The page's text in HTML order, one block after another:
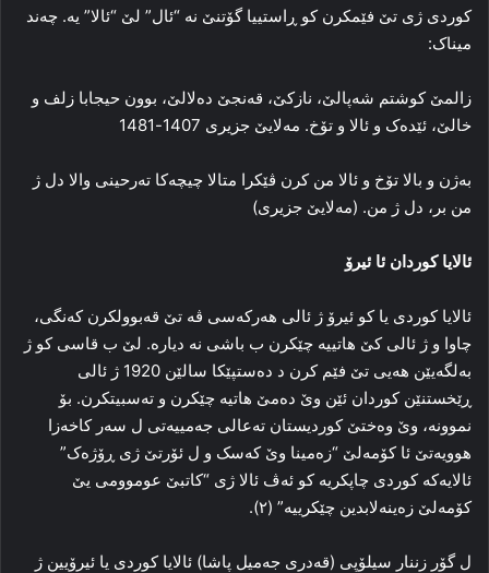
کوردی ژی تێ فێمکرن کو ڕاستییا گۆتنێ نه‌ “ئال” لێ “ئالا” یه‌. چه‌ند
میناک:
زالمێ کوشتم شه‌پالێ، نازکێ، قه‌نجێ ده‌لالێ، بوون حیجابا زلف و
خالێ، ئێده‌ک و ئالا و تۆخ. مەلایێ جزیری 1407-1481
به‌ژن و بالا تۆخ و ئالا من کرن ڤێکرا متالا چیچه‌کا ته‌رحینی والا دل ژ
من بر، دل ژ من. (مه‌لایێ جزیری)
ئالایا کوردان ئا ئیرۆ
ئالایا کوردی یا کو ئیرۆ ژ ئالی هه‌رکه‌سی ڤه‌ تێ قه‌بوولکرن که‌نگی،
چاوا و ژ ئالی کێ هاتییه‌ چێکرن ب باشی نه‌ دیاره‌. لێ ب قاسی کو ژ
به‌لگه‌یێن هه‌یی تێ فێم کرن د ده‌ستپێکا سالێن 1920 ژ ئالی
ڕێخستنێن کوردان ئێن وێ ده‌مێ هاتیه‌ چێکرن و ته‌سبیتکرن. بۆ
نموونه‌، وێ وه‌ختێ کوردیستان ته‌عالی جه‌مییه‌تی ل سه‌ر کاخه‌زا
هوویه‌تێ ئا کۆمه‌لێ “زه‌مینا وێ که‌سک و ل ئۆرتێ ژی ڕۆژه‌ک”
ئالایه‌که‌ کوردی چاپکریه‌ کو ئه‌ڤ ئالا ژی “کاتبێ عوموومی یێ
کۆمه‌لێ زه‌ینه‌لابدین چێکرییه‌” (۲).
ل گۆر زننار سیلۆپی (قه‌دری جه‌میل پاشا) ئالایا کوردی یا ئیرۆیین ژ